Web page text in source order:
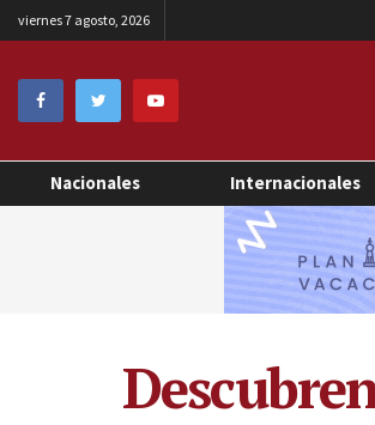
viernes 7 agosto, 2026
Nacionales Internacionales